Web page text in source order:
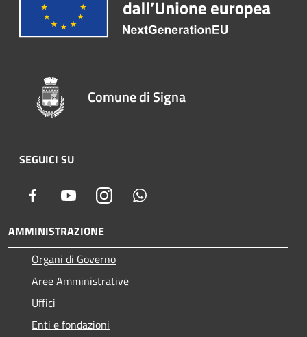
Comune di Signa
SEGUICI SU
Facebook YoutubeInstagram
AMMINISTRAZIONE
Organi di Governo
Aree Amministrative
Uffici
Enti e fondazioni